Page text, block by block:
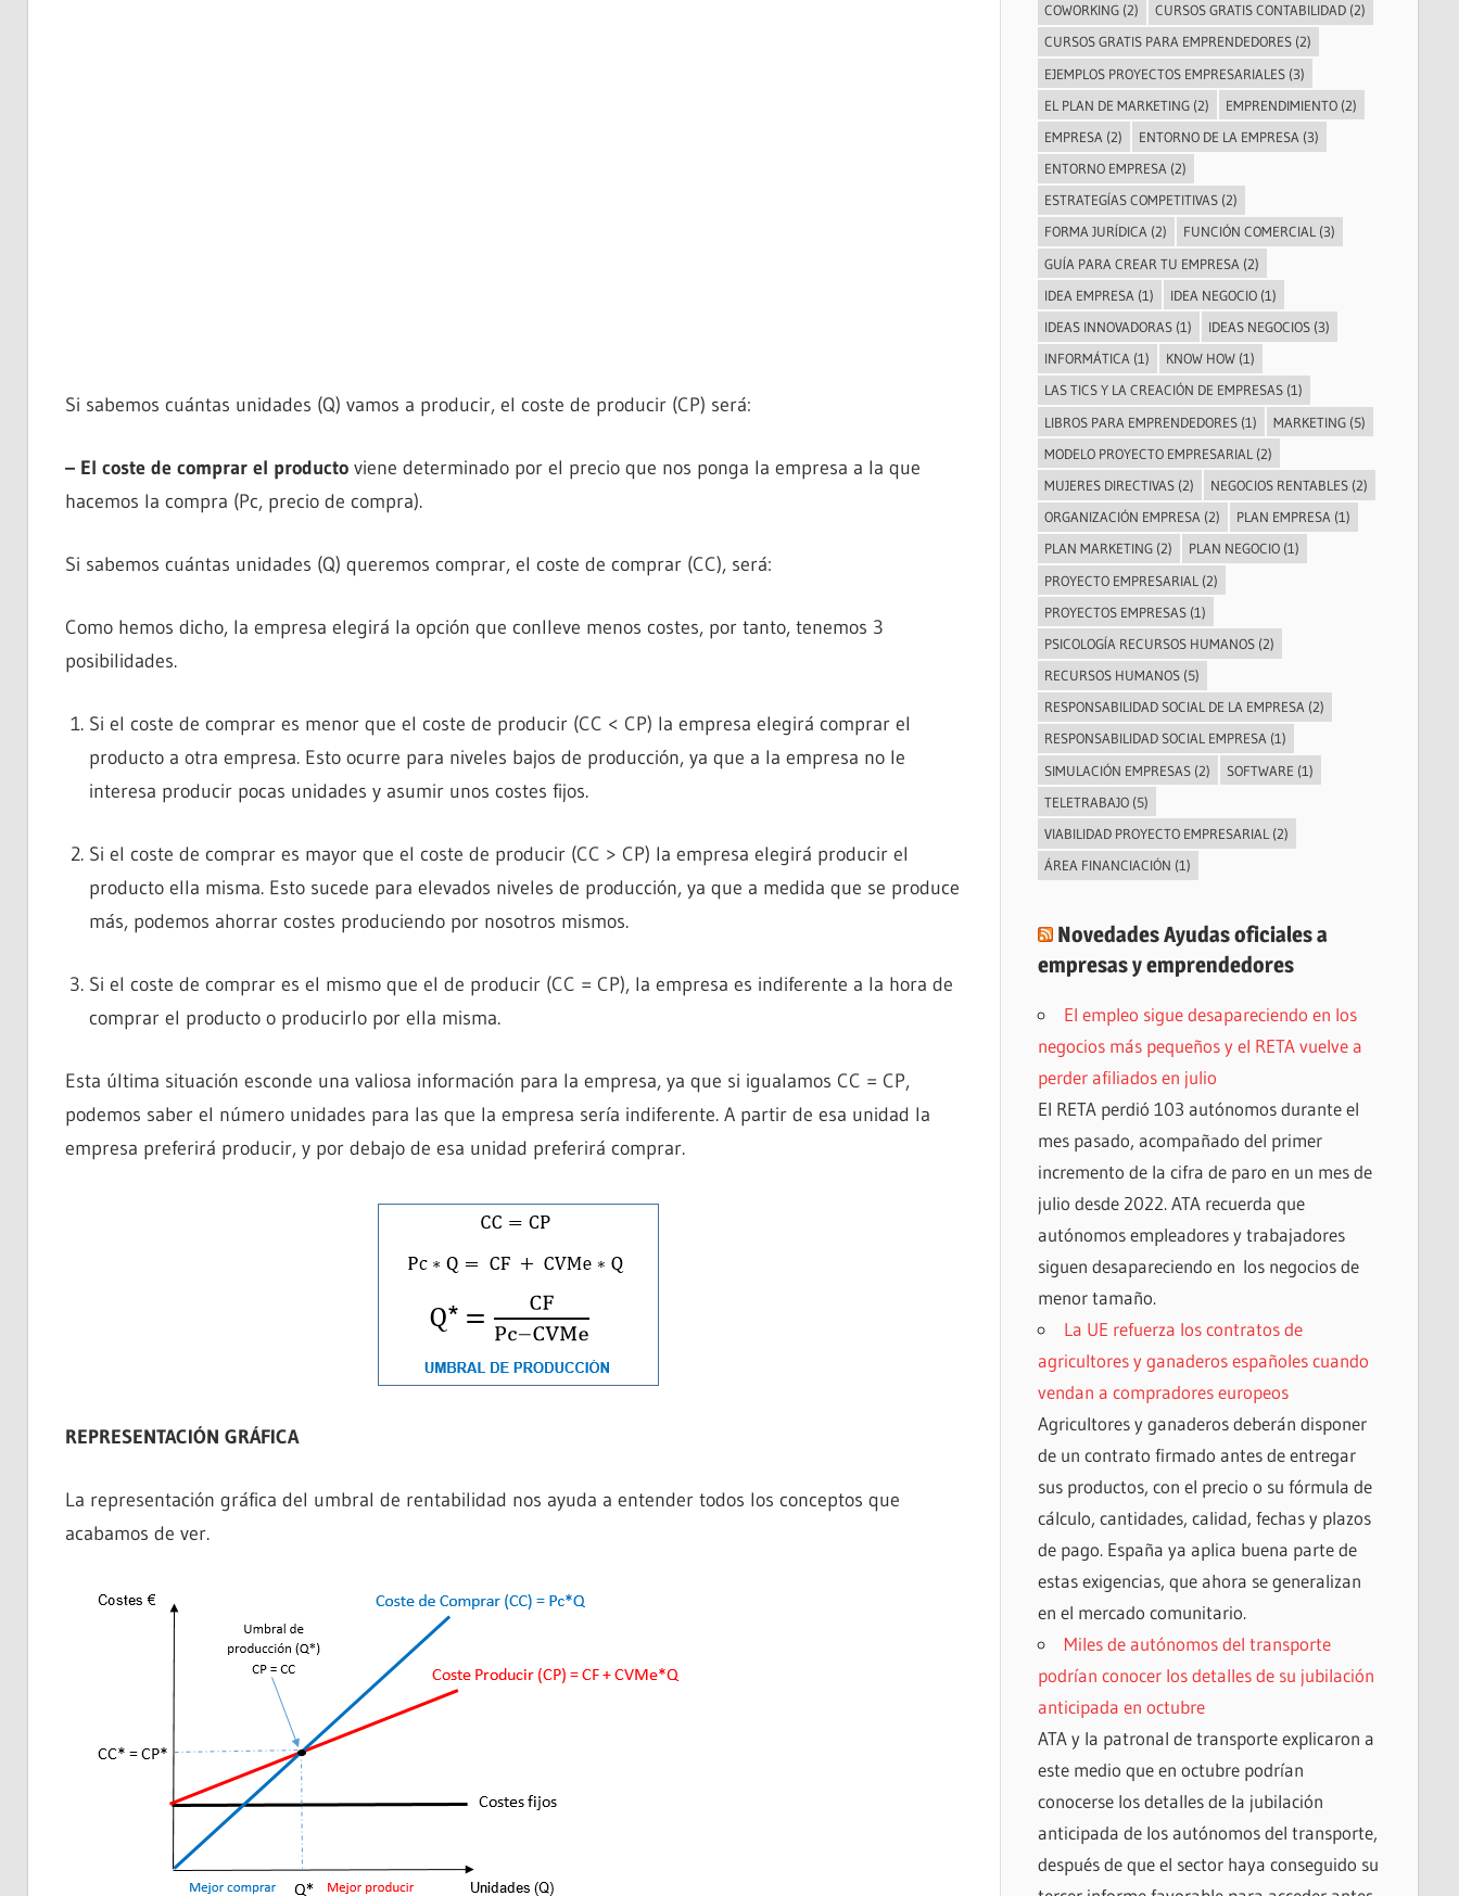
Si sabemos cuántas unidades (Q) vamos a producir, el coste de producir (CP) será:
– El coste de comprar el productoviene determinado por el precio que nos ponga la empresa a la que
hacemos la compra (Pc, precio de compra).
Si sabemos cuántas unidades (Q) queremos comprar, el coste de comprar (CC), será:
Como hemos dicho, la empresa elegirá la opción que conlleve menos costes, por tanto, tenemos 3
posibilidades.
Si el coste de comprar es menor que el coste de producir (CC < CP) la empresa elegirá comprar el
producto a otra empresa. Esto ocurre para niveles bajos de producción, ya que a la empresa no le
interesa producir pocas unidades y asumir unos costes fijos.
Si el coste de comprar es mayor que el coste de producir (CC > CP) la empresa elegirá producir el
producto ella misma. Esto sucede para elevados niveles de producción, ya que a medida que se produce
más, podemos ahorrar costes produciendo por nosotros mismos.
Si el coste de comprar es el mismo que el de producir (CC = CP), la empresa es indiferente a la hora de
comprar el producto o producirlo por ella misma.
Esta última situación esconde una valiosa información para la empresa, ya que si igualamos CC = CP,
podemos saber el número unidades para las que la empresa sería indiferente. A partir de esa unidad la
empresa preferirá producir, y por debajo de esa unidad preferirá comprar.
REPRESENTACIÓN GRÁFICA
La representación gráfica del umbral de rentabilidad nos ayuda a entender todos los conceptos que
acabamos de ver.
COWORKING (2) CURSOS GRATIS CONTABILIDAD (2)
CURSOS GRATIS PARA EMPRENDEDORES (2)
EJEMPLOS PROYECTOS EMPRESARIALES (3)
EL PLAN DE MARKETING (2) EMPRENDIMIENTO (2)
EMPRESA (2) ENTORNO DE LA EMPRESA (3)
ENTORNO EMPRESA (2)
ESTRATEGÍAS COMPETITIVAS (2)
FORMA JURÍDICA (2) FUNCIÓN COMERCIAL (3)
GUÍA PARA CREAR TU EMPRESA (2)
IDEA EMPRESA (1) IDEA NEGOCIO (1)
IDEAS INNOVADORAS (1) IDEAS NEGOCIOS (3)
INFORMÁTICA (1) KNOW HOW (1)
LAS TICS Y LA CREACIÓN DE EMPRESAS (1)
LIBROS PARA EMPRENDEDORES (1) MARKETING (5)
MODELO PROYECTO EMPRESARIAL (2)
MUJERES DIRECTIVAS (2) NEGOCIOS RENTABLES (2)
ORGANIZACIÓN EMPRESA (2) PLAN EMPRESA (1)
PLAN MARKETING (2) PLAN NEGOCIO (1)
PROYECTO EMPRESARIAL (2)
PROYECTOS EMPRESAS (1)
PSICOLOGÍA RECURSOS HUMANOS (2)
RECURSOS HUMANOS (5)
RESPONSABILIDAD SOCIAL DE LA EMPRESA (2)
RESPONSABILIDAD SOCIAL EMPRESA (1)
SIMULACIÓN EMPRESAS (2) SOFTWARE (1)
TELETRABAJO (5)
VIABILIDAD PROYECTO EMPRESARIAL (2)
ÁREA FINANCIACIÓN (1)
Novedades Ayudas oficiales a
empresas y emprendedores
El empleo sigue desapareciendo en los
negocios más pequeños y el RETA vuelve a
perder afiliados en julio
El RETA perdió 103 autónomos durante el
mes pasado, acompañado del primer
incremento de la cifra de paro en un mes de
julio desde 2022. ATA recuerda que
autónomos empleadores y trabajadores
siguen desapareciendo en los negocios de
menor tamaño.
La UE refuerza los contratos de
agricultores y ganaderos españoles cuando
vendan a compradores europeos
Agricultores y ganaderos deberán disponer
de un contrato firmado antes de entregar
sus productos, con el precio o su fórmula de
cálculo, cantidades, calidad, fechas y plazos
de pago. España ya aplica buena parte de
estas exigencias, que ahora se generalizan
en el mercado comunitario.
Miles de autónomos del transporte
podrían conocer los detalles de su jubilación
anticipada en octubre
ATA y la patronal de transporte explicaron a
este medio que en octubre podrían
conocerse los detalles de la jubilación
anticipada de los autónomos del transporte,
después de que el sector haya conseguido su